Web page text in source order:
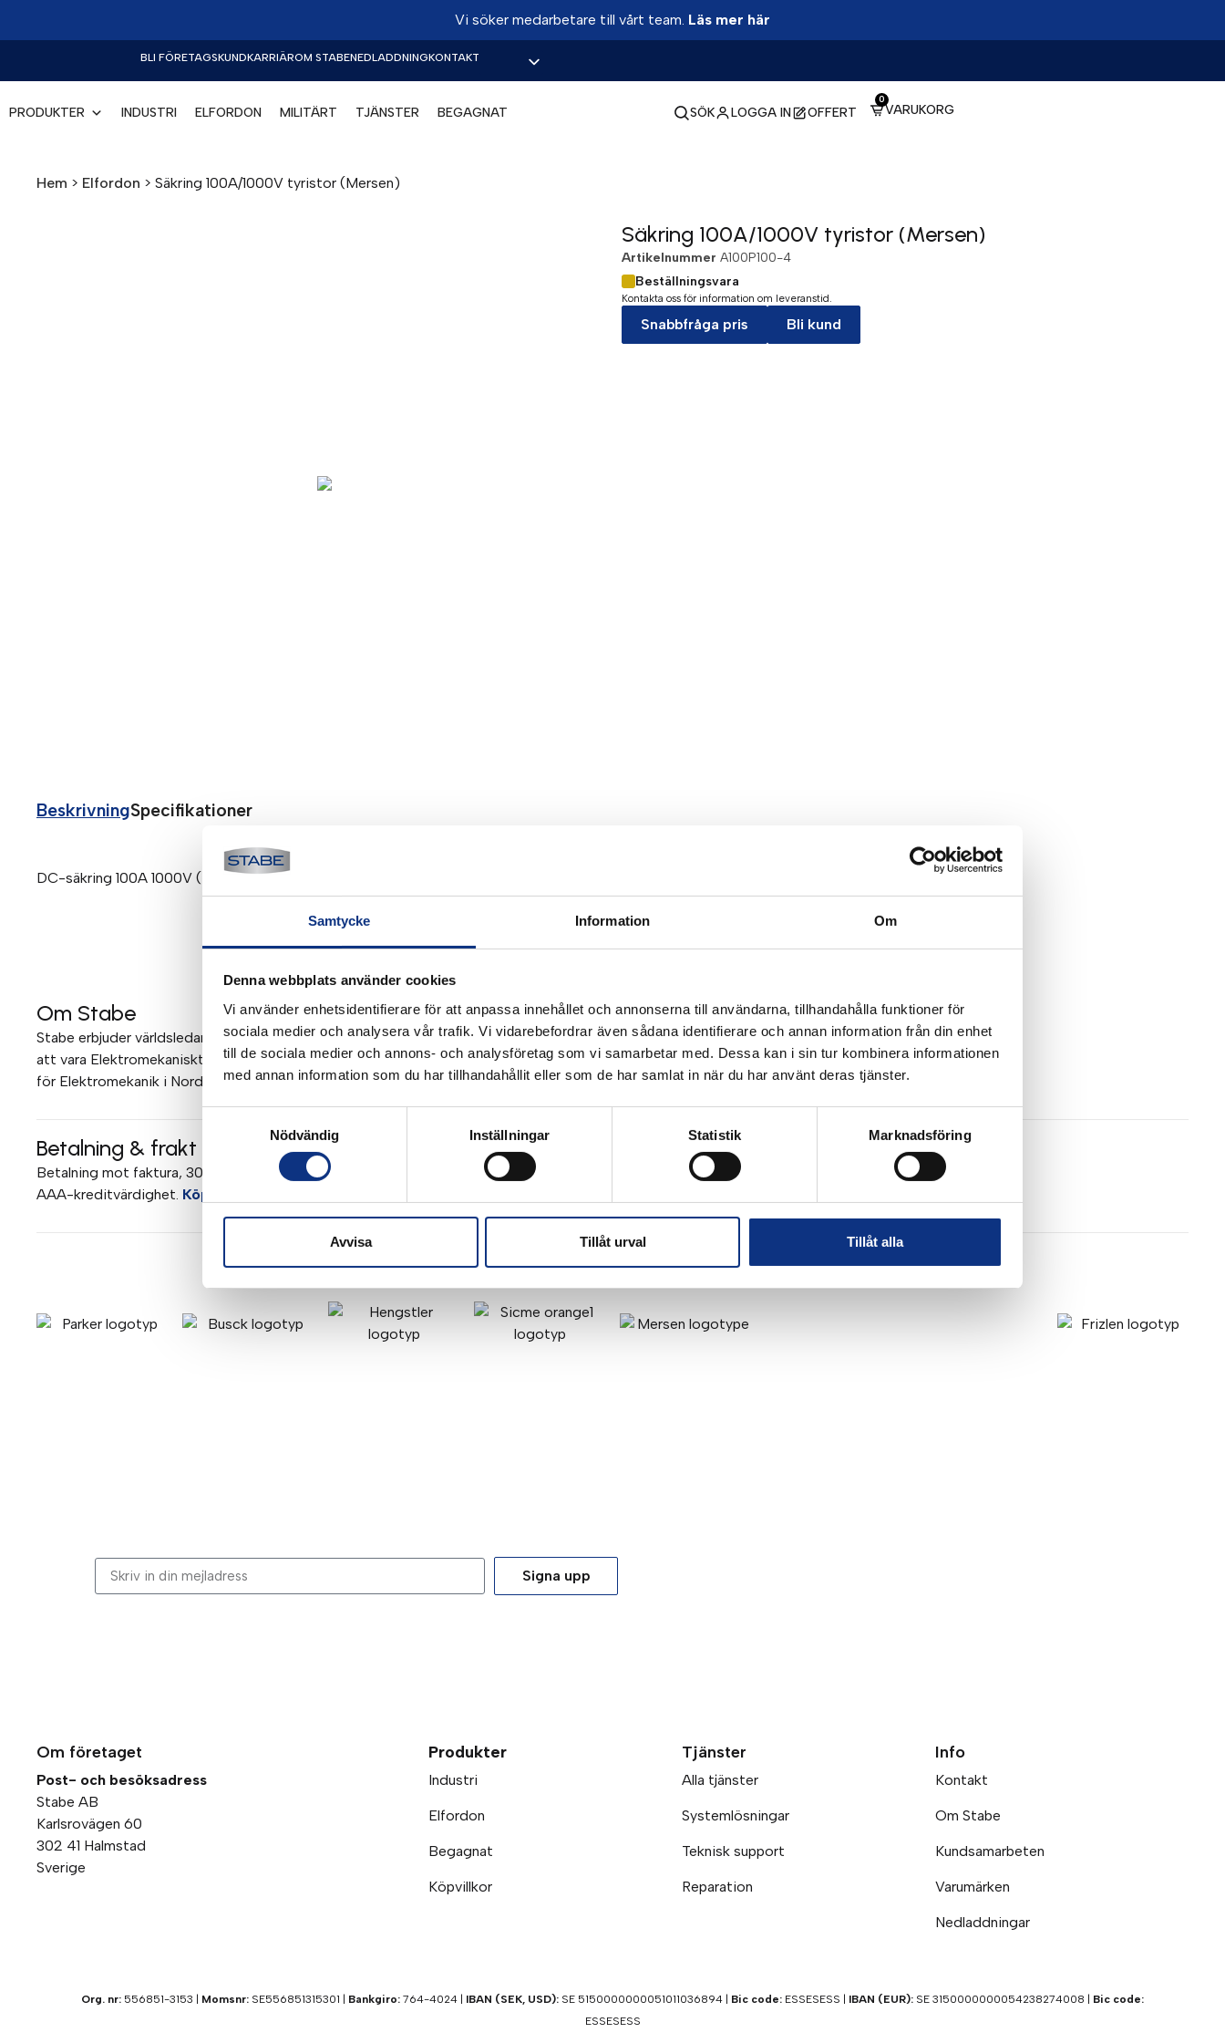
Samtycke Information Om
Denna webbplats använder cookies
Vi använder enhetsidentifierare för att anpassa innehållet och annonserna till användarna, tillhandahålla funktioner för
sociala medier och analysera vår trafik. Vi vidarebefordrar även sådana identifierare och annan information från din enhet
till de sociala medier och annons- och analysföretag som vi samarbetar med. Dessa kan i sin tur kombinera informationen
med annan information som du har tillhandahållit eller som de har samlat in när du har använt deras tjänster.
Nödvändig
Inställningar Statistik Marknadsföring
Avvisa Tillåt urval Tillåt alla
Vi söker medarbetare till vårt team. Läs mer här
BLI FÖRETAGSKUNDKARRIÄROM STABENEDLADDNINGKONTAKT
PRODUKTER INDUSTRI ELFORDON MILITÄRT TJÄNSTER BEGAGNAT SÖK LOGGA IN OFFERT VARUKORG
0
Hem > Elfordon > Säkring 100A/1000V tyristor (Mersen)
Säkring 100A/1000V tyristor (Mersen)
Artikelnummer A100P100-4
Beställningsvara
Kontakta oss för information om leveranstid.
Snabbfråga pris Bli kund
BeskrivningSpecifikationer
DC-säkring 100A 1000V (Ferraz)
Om Stabe
Stabe erbjuder världsledande elektromekanik och pneumatik för industriautomation. Vi är stolta
att vara Elektromekaniskt Teknisk Center (EMTC) för Parker Hannifin och certifierad distributör
för Elektromekanik i Norden. Mer om Stabe
Betalning & frakt
Betalning mot faktura, 30 dagar. Fraktkostnad tillkommer. Alla priser visas i SEK. Stabe innehar
AAA-kreditvärdighet. Köpvillkor
Signa upp
Om företaget
Post- och besöksadress
Stabe AB
Karlsrovägen 60
302 41 Halmstad
Sverige
Produkter
Industri
Elfordon
Begagnat
Köpvillkor
Tjänster
Alla tjänster
Systemlösningar
Teknisk support
Reparation
Info
Kontakt
Om Stabe
Kundsamarbeten
Varumärken
Nedladdningar
Org. nr: 556851-3153 | Momsnr: SE556851315301 | Bankgiro: 764-4024 | IBAN (SEK, USD): SE 5150000000051011036894 | Bic code: ESSESESS | IBAN (EUR): SE 3150000000054238274008 | Bic code:
ESSESESS